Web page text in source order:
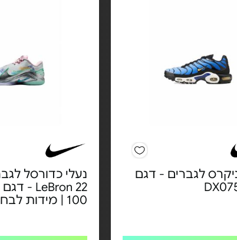
לגברים - דגם
100 | מידות לבחירה